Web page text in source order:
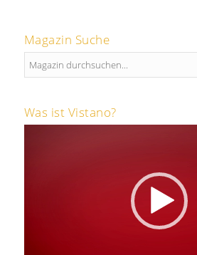
Magazin Suche
Was ist Vistano?